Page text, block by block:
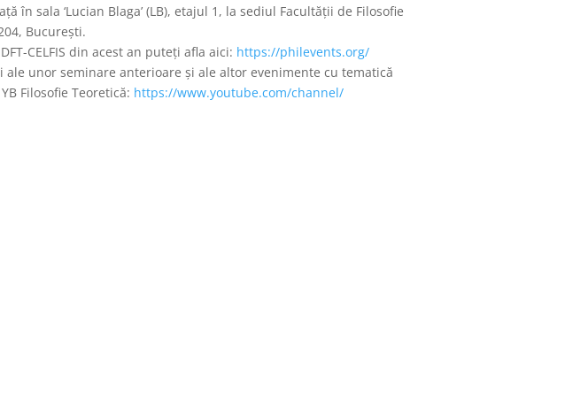
în sala ‘Lucian Blaga’ (LB), etajul 1, la sediul Facultății de Filosofie
București.
CELFIS din acest an puteţi afla aici: https://philevents.org/
ale unor seminare anterioare şi ale altor evenimente cu tematică
Filosofie Teoretică: https://www.youtube.com/channel/